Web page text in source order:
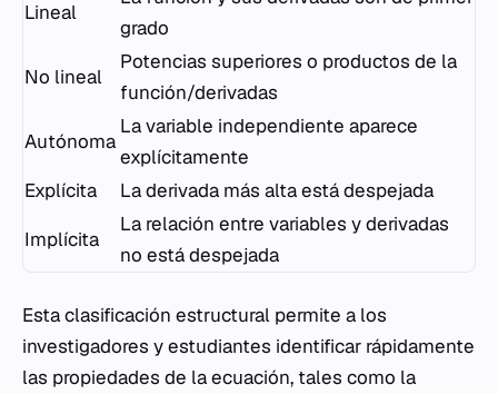
Lineal
grado
No lineal
Potencias superiores o productos de la
función/derivadas
Autónoma
La variable independiente aparece
explícitamente
Explícita
La derivada más alta está despejada
Implícita
La relación entre variables y derivadas
no está despejada
Esta clasificación estructural permite a los
investigadores y estudiantes identificar rápidamente
las propiedades de la ecuación, tales como la